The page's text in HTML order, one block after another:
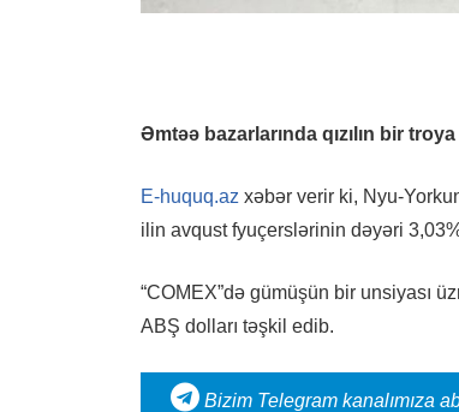
Əmtəə bazarlarında qızılın bir
E-huquq.az xəbər verir ki, Nyu-
ilin avqust fyuçerslərinin dəyəri
“COMEX”də gümüşün bir unsiyası
ABŞ dolları təşkil edib.
Bizim Telegram kanalımıza